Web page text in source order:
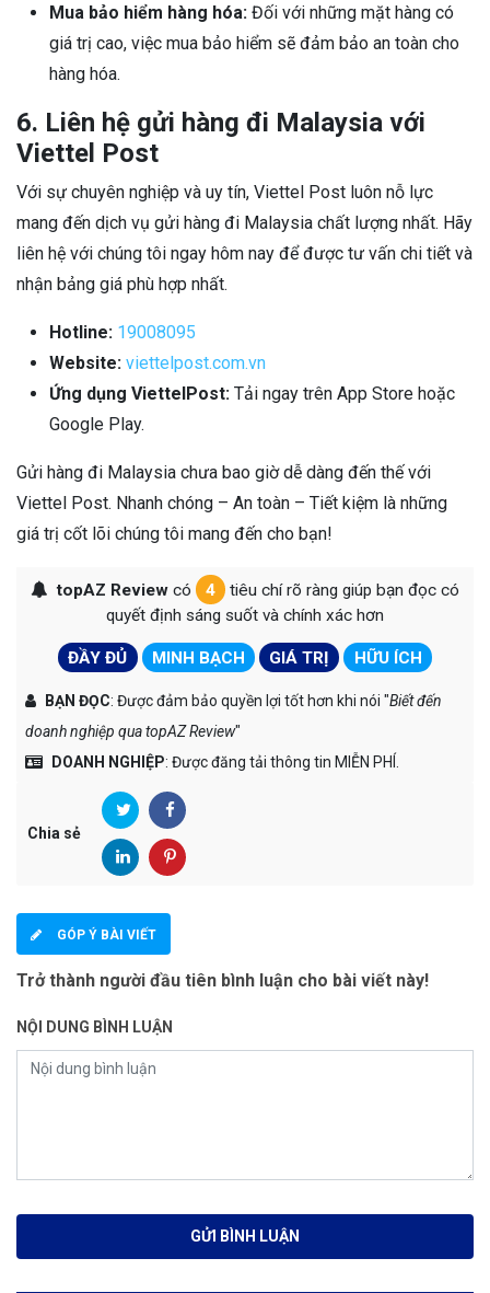
Mua bảo hiểm hàng hóa: Đối với những mặt hàng có
giá trị cao, việc mua bảo hiểm sẽ đảm bảo an toàn cho
hàng hóa.
6. Liên hệ gửi hàng đi Malaysia với
Viettel Post
Với sự chuyên nghiệp và uy tín, Viettel Post luôn nỗ lực
mang đến dịch vụ gửi hàng đi Malaysia chất lượng nhất. Hãy
liên hệ với chúng tôi ngay hôm nay để được tư vấn chi tiết và
nhận bảng giá phù hợp nhất.
Hotline: 19008095
Website: viettelpost.com.vn
Ứng dụng ViettelPost: Tải ngay trên App Store hoặc
Google Play.
Gửi hàng đi Malaysia chưa bao giờ dễ dàng đến thế với
Viettel Post. Nhanh chóng – An toàn – Tiết kiệm là những
giá trị cốt lõi chúng tôi mang đến cho bạn!
topAZ Reviewcó 4
tiêu chí rõ ràng giúp bạn đọc có
quyết định sáng suốt và chính xác hơn
ĐẦY ĐỦ MINH BẠCH GIÁ TRỊ HỮU ÍCH
BẠN ĐỌC: Được đảm bảo quyền lợi tốt hơn khi nói "Biết đến
doanh nghiệp qua topAZ Review"
DOANH NGHIỆP: Được đăng tải thông tin MIỄN PHÍ.
Chia sẻ
GÓP Ý BÀI VIẾT
Trở thành người đầu tiên bình luận cho bài viết này!
NỘI DUNG BÌNH LUẬN